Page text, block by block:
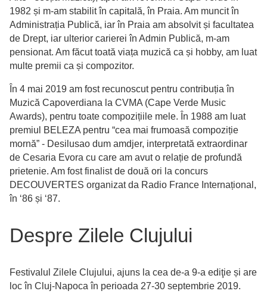
1982 și m-am stabilit în capitală, în Praia. Am muncit în
Administrația Publică, iar în Praia am absolvit și facultatea
de Drept, iar ulterior carierei în Admin Publică, m-am
pensionat. Am făcut toată viața muzică ca și hobby, am luat
multe premii ca și compozitor.
În 4 mai 2019 am fost recunoscut pentru contribuția în
Muzică Capoverdiana la CVMA (Cape Verde Music
Awards), pentru toate compozițiile mele. În 1988 am luat
premiul BELEZA pentru “cea mai frumoasă compoziție
mornă” - Desilusao dum amdjer, interpretată extraordinar
de Cesaria Evora cu care am avut o relație de profundă
prietenie. Am fost finalist de două ori la concurs
DECOUVERTES organizat da Radio France Internațional,
în ‘86 și ‘87.
Despre Zilele Clujului
Festivalul Zilele Clujului, ajuns la cea de-a 9-a ediţie și are
loc în Cluj-Napoca în perioada 27-30 septembrie 2019.